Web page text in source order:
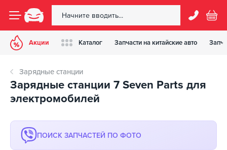
Акции Каталог Запчасти на китайские авто
Зарядные станции
Зарядные станции 7 Seven Parts для
электромобилей
ПОИСК ЗАПЧАСТЕЙ ПО ФОТО